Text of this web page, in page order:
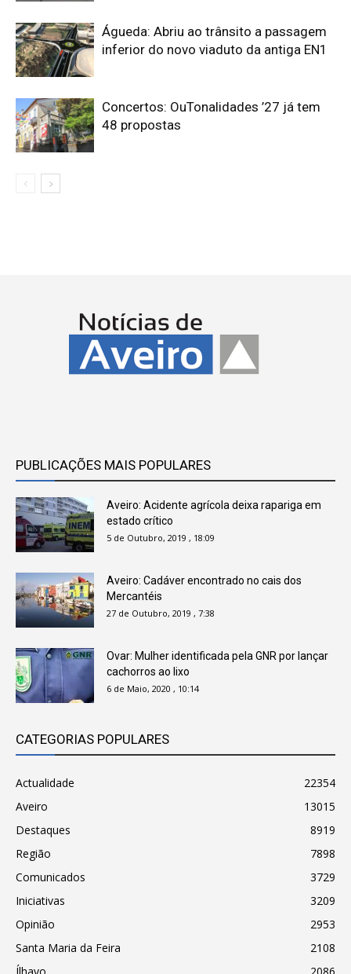
Águeda: Abriu ao trânsito a passagem
inferior do novo viaduto da antiga EN1
Concertos: OuTonalidades ’27 já tem
48 propostas
PUBLICAÇÕES MAIS POPULARES
Aveiro: Acidente agrícola deixa rapariga em
estado crítico
5 de Outubro, 2019 , 18:09
Aveiro: Cadáver encontrado no cais dos
Mercantéis
27 de Outubro, 2019 , 7:38
Ovar: Mulher identificada pela GNR por lançar
cachorros ao lixo
6 de Maio, 2020 , 10:14
CATEGORIAS POPULARES
Actualidade
22354
Aveiro
13015
Destaques
8919
Região
7898
Comunicados
3729
Iniciativas
3209
Opinião
2953
Santa Maria da Feira
2108